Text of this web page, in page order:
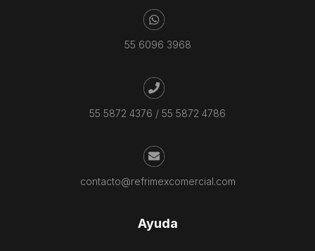
55 6096 3968
55 5872 4376 / 55 5872 4786
contacto@refrimexcomercial.com
Ayuda